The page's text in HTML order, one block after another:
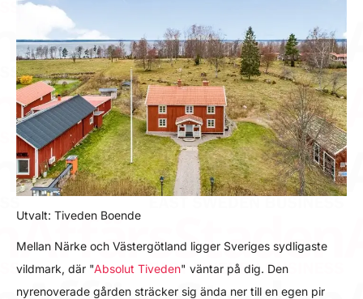
Utvalt: Tiveden Boende
Mellan Närke och Västergötland ligger Sveriges sydligaste
vildmark, där "Absolut Tiveden" väntar på dig. Den
nyrenoverade gården sträcker sig ända ner till en egen pir